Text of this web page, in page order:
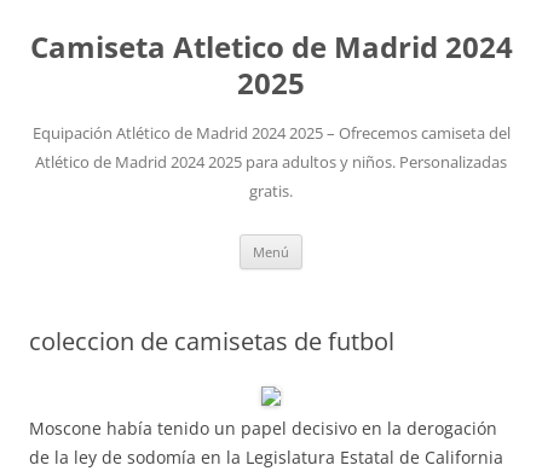
Camiseta Atletico de Madrid 2024
2025
Equipación Atlético de Madrid 2024 2025 – Ofrecemos camiseta del
Atlético de Madrid 2024 2025 para adultos y niños. Personalizadas
gratis.
Menú
coleccion de camisetas de futbol
Moscone había tenido un papel decisivo en la derogación
de la ley de sodomía en la Legislatura Estatal de California